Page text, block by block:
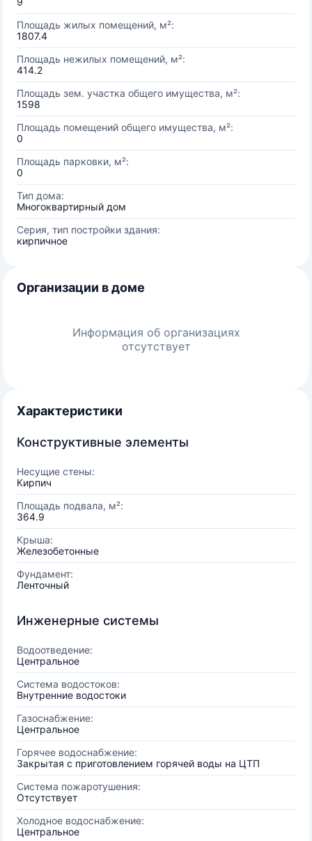
Площадь жилых помещений, м²:
1807.4
Площадь нежилых помещений, м²:
414.2
Площадь зем. участка общего имущества, м²:
1598
Площадь помещений общего имущества, м²:
0
Площадь парковки, м²:
0
Тип дома:
Многоквартирный дом
Серия, тип постройки здания:
кирпичное
Организации в доме
Информация об организациях
отсутствует
Характеристики
Конструктивные элементы
Несущие стены:
Кирпич
Площадь подвала, м²:
364.9
Крыша:
Железобетонные
Фундамент:
Ленточный
Инженерные системы
Водоотведение:
Центральное
Система водостоков:
Внутренние водостоки
Газоснабжение:
Центральное
Горячее водоснабжение:
Закрытая с приготовлением горячей воды на ЦТП
Система пожаротушения:
Отсутствует
Холодное водоснабжение:
Центральное